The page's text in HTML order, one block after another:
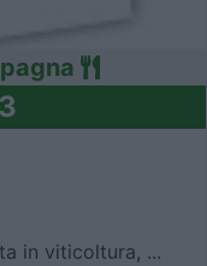
in viticoltura, ...